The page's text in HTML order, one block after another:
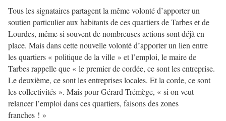
Tous les signataires partagent la même volonté d’apporter un
soutien particulier aux habitants de ces quartiers de Tarbes et de
Lourdes, même si souvent de nombreuses actions sont déjà en
place. Mais dans cette nouvelle volonté d’apporter un lien entre
les quartiers « politique de la ville » et l’emploi, le maire de
Tarbes rappelle que « le premier de cordée, ce sont les entreprise.
Le deuxième, ce sont les entreprises locales. Et la corde, ce sont
les collectivités ». Mais pour Gérard Trémège, « si on veut
relancer l’emploi dans ces quartiers, faisons des zones
franches ! »